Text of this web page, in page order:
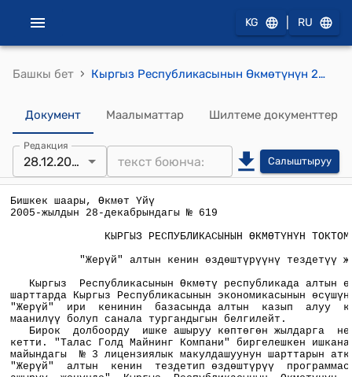
KG RU
Башкы бет › Кыргыз Республикасынын Өкмөтүнүн 2005-жылдын 28-декабрындагы № 619 "Жерүй" алтын кенин өздөштүрүүнү тездетүү жөнүндө" токтому
Документ Маалыматтар Шилтеме документтер
Редакция
28.12.2005 Салыштыруу